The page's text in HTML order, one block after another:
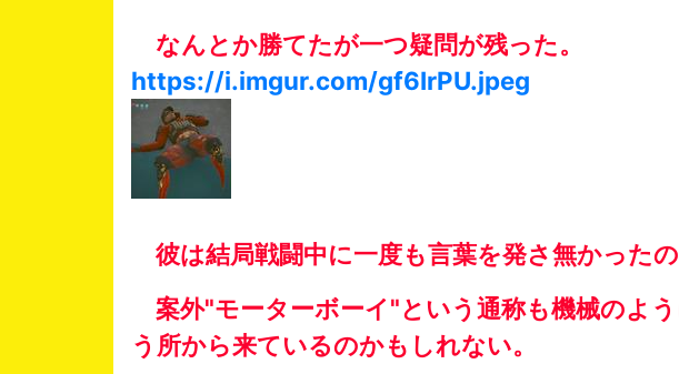
なんとか勝てたが一つ疑問が残った。
https://i.imgur.com/gf6IrPU.jpeg
彼は結局戦闘中に一度も言葉を発さ無かったの
案外"モーターボーイ"という通称も機械のよ
う所から来ているのかもしれない。